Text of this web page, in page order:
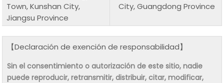
Town, Kunshan City,
Jiangsu Province
City, Guangdong Province
【Declaración de exención de responsabilidad】
Sin el consentimiento o autorización de este sitio, nadie
puede reproducir, retransmitir, distribuir, citar, modificar,